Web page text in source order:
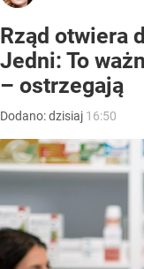
Rząd otwiera
Jedni: To
– ostrzegają
Dodano:dzisiaj 16:50